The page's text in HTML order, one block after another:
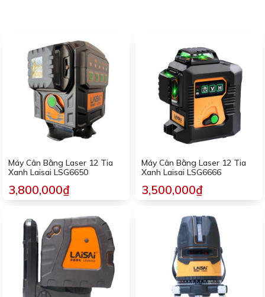
Máy Cân Bằng Laser 12 Tia
Xanh Laisai LSG6650
3,800,000₫
Máy Cân Bằng Laser 12 Tia
Xanh Laisai LSG6666
3,500,000₫